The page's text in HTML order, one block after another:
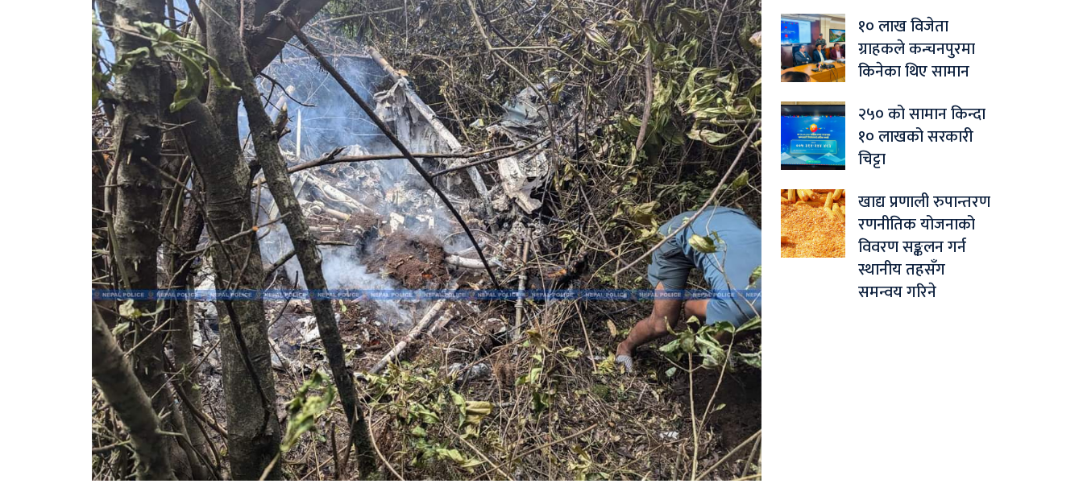
१० लाख विजेता
ग्राहकले कन्चनपुरमा
किनेका थिए सामान
२५० को सामान किन्दा
१० लाखको सरकारी
चिट्टा
खाद्य प्रणाली रुपान्तरण
रणनीतिक योजनाको
विवरण सङ्कलन गर्न
स्थानीय तहसँग
समन्वय गरिने